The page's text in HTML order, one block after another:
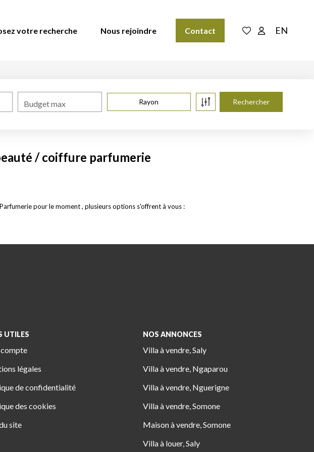
votre recherche Nous rejoindre Contact EN
Budget max Rayon
/ coiffure parfumerie
pour le moment , plusieurs options s'offrent à vous :
UTILES
légales
de confidentialité
des cookies
site
NOS ANNONCES
Villa à vendre, Saly
Villa à vendre, Ngaparou
Villa à vendre, Nguerigne
Villa à vendre, Somone
Maison à vendre, Somone
Villa à louer, Saly